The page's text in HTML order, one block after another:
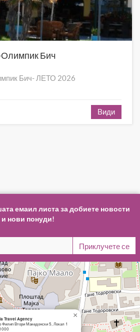
Олимпик Бич
Бич- ЛЕТО 2026
Види
емаил листа за добиете новости
и нови понуди!
Travel Agency
Филип Втори Македонски 5, Локал 1
×